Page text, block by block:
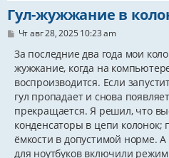
Гул-жужжание в
С
о
щ
е
н
и
е
Чт авг 28, 2025 10:23 am
За последние два года мои
жужжание, когда на
воспроизводится. Если
гул пропадает и снова
прекращается. Я решил, что
конденсаторы в цепи колонок;
ёмкости в допустимой норме.
для ноутбуков включили